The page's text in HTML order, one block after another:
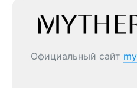
Официальный сайт